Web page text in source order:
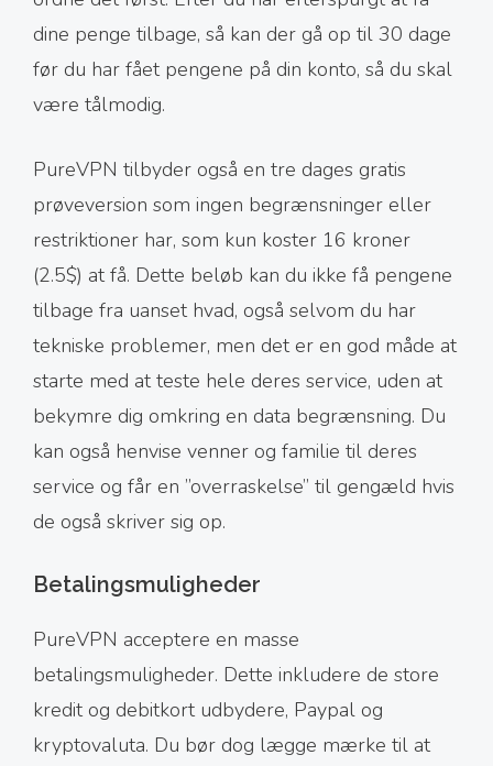
dine penge tilbage, så kan der gå op til 30 dage
før du har fået pengene på din konto, så du skal
være tålmodig.
PureVPN tilbyder også en tre dages gratis
prøveversion som ingen begrænsninger eller
restriktioner har, som kun koster 16 kroner
(2.5$) at få. Dette beløb kan du ikke få pengene
tilbage fra uanset hvad, også selvom du har
tekniske problemer, men det er en god måde at
starte med at teste hele deres service, uden at
bekymre dig omkring en data begrænsning. Du
kan også henvise venner og familie til deres
service og får en ’’overraskelse’’ til gengæld hvis
de også skriver sig op.
Betalingsmuligheder
PureVPN acceptere en masse
betalingsmuligheder. Dette inkludere de store
kredit og debitkort udbydere, Paypal og
kryptovaluta. Du bør dog lægge mærke til at